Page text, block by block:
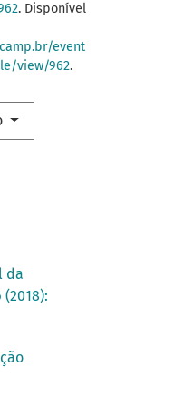
. Disponível
event
view/962.
da